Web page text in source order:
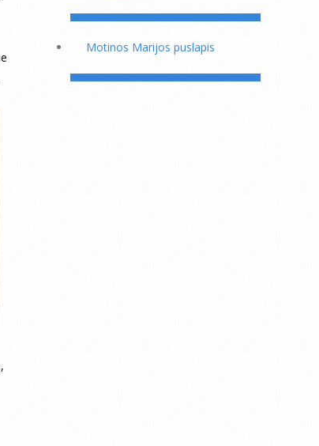
Motinos Marijos puslapis